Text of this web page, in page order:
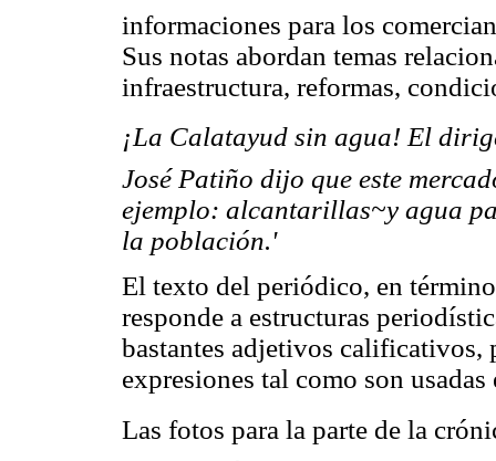
informaciones para los
Sus notas abordan temas
infraestructura, reformas,
¡La Calatayud sin agua! El
José Patiño dijo que este
ejemplo: alcantarillas~y agua
la población.'
El texto del periódico, en
responde a estructuras
bastantes adjetivos calificativos,
expresiones tal como son usadas
Las fotos para la parte de la